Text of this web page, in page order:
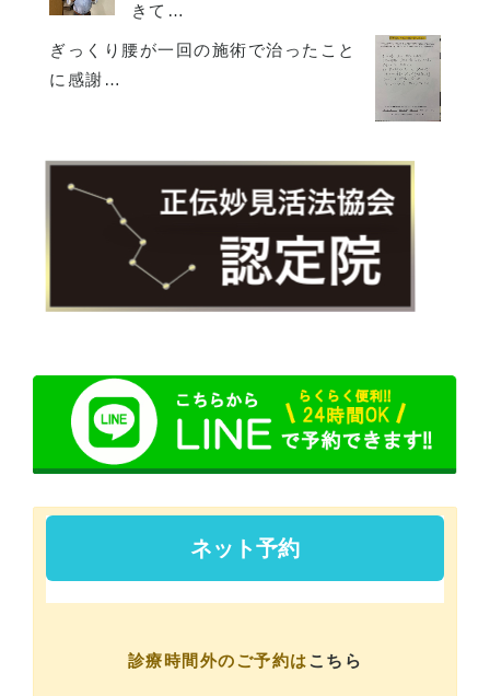
きて…
ぎっくり腰が一回の施術で治ったこと
に感謝…
診療時間外のご予約はこちら